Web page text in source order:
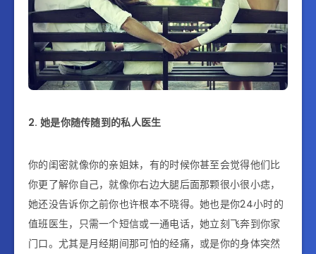
2. 她是你随传随到的私人医生
你的闺密就像你的亲姐妹，有的时候你甚至会觉得他们比
你更了解你自己，就像你右边大腿后面那颗很小很小痣，
她还没告诉你之前你也许根本不晓得。她也是你24小时的
值班医生，只需一个短信或一通电话，她立刻飞奔到你家
门口。尤其是月经期间那可怕的经痛，或是你的身体突然